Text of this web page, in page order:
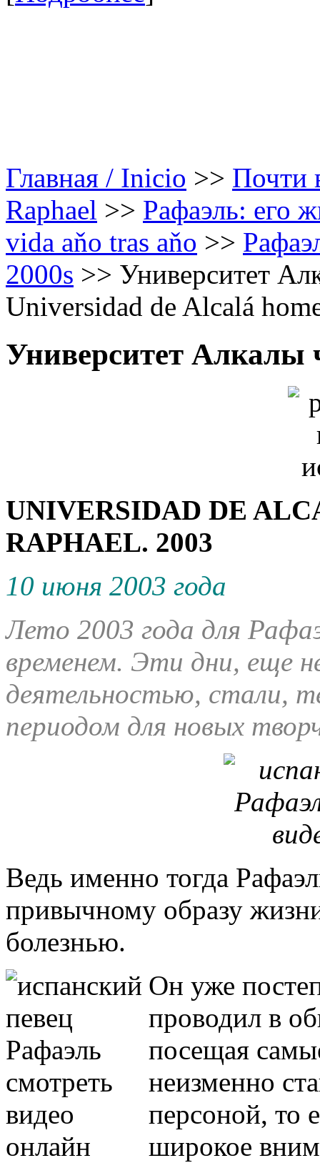
Главная / Inicio >> Почти
Raphael >> Рафаэль: его
vida aňo tras aňo >>
2000s >> Университет
Universidad de Alcalá
Университет Алкалы
UNIVERSIDAD DE
RAPHAEL. 2003
10 июня 2003 года
Лето 2003 года для
временем. Эти дни, еще
деятельностью, стали,
периодом для новых
Ведь именно тогда
привычному образу
болезнью.
Он уже
проводил в
посещая
неизменно
персоной, то
широкое